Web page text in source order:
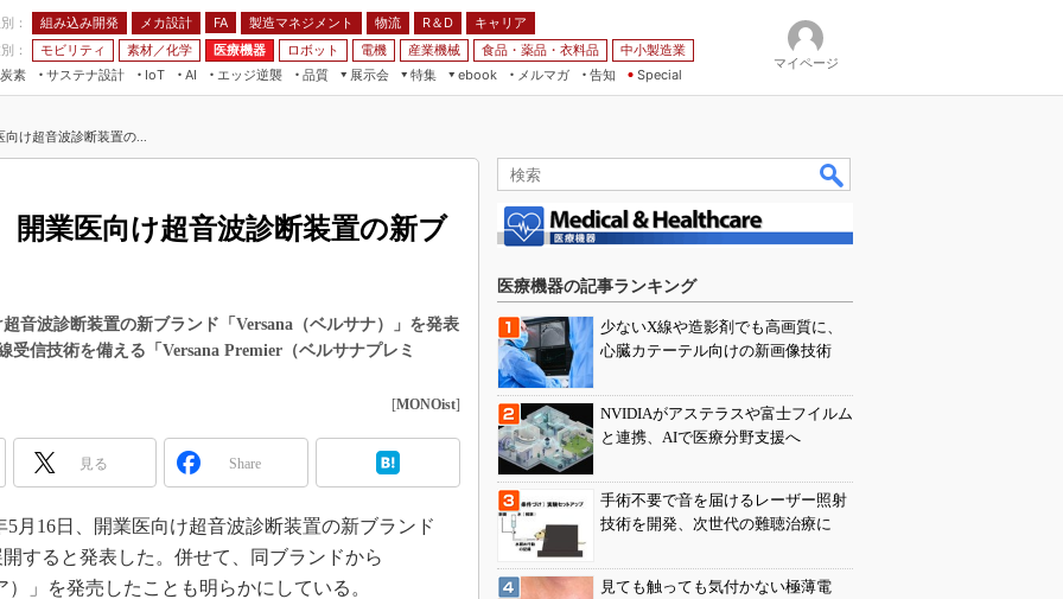
： 組み込み開発 メカ設計 FA 製造マネジメント 物流 R＆D
キャリア
：
モビリティ 素材／化学 医療機器 ロボット 電機 産業機械 食品・薬品・衣料品
中小製造業
素
サステナ設計 IoT
AI
全
エッジ逆襲 品質
展示会
JIMTOF
IIFES
TECHNO-FRONTIER
EdgeTech+
日本ものづくりワールド
AUTOMOTIVE WORLD
産業オープンネット展
特集
VR／AR
フィールドサービス
組み込み画像技術
組み込みモデリング
ISO26262
3Dプリンタ
デジタルツインとCAE
ebook
FA
モビリティ
メルマガ
告知 Special
マイページ
け超音波診断装置の...
開業医向け超音波診断装置の新ブ
音波診断装置の新ブランド「Versana（ベルサナ）」を発表
受信技術を備える「Versana Premier（ベルサナプレミ
[MONOist]
見る Share
16日、開業医向け超音波診断装置の新ブランド
すると発表した。併せて、同ブランドから
）」を発売したことも明らかにしている。
医療機器の記事ランキング
少ないX線や造影剤でも高画質に、
心臓カテーテル向けの新画像技術
NVIDIAがアステラスや富士フイルム
と連携、AIで医療分野支援へ
手術不要で音を届けるレーザー照射
技術を開発、次世代の難聴治療に
見ても触っても気付かない極薄電